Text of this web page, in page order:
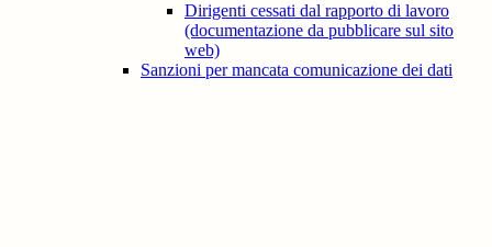
Dirigenti cessati dal rapporto di lavoro
(documentazione da pubblicare sul sito
web)
Sanzioni per mancata comunicazione dei dati